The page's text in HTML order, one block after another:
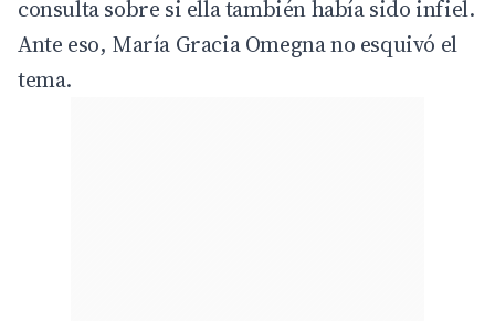
consulta sobre si ella también había sido infiel.
Ante eso, María Gracia Omegna no esquivó el
tema.